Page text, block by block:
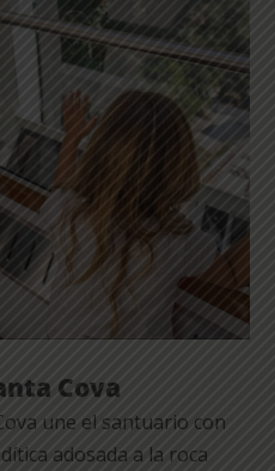
Cova
une el santuario con
adosada a la roca